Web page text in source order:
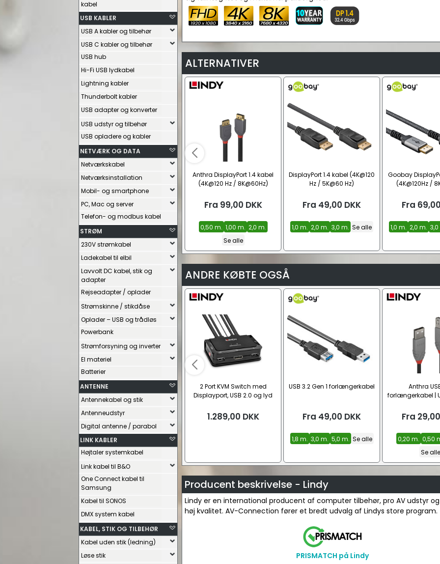
kabel
USB KABLER
USB A kabler og tilbehør
USB C kabler og tilbehør
USB hub
Hi-Fi USB lydkabel
Lightning kabler
Thunderbolt kabler
USB adapter og konverter
USB udstyr og tilbehør
USB opladere og kabler
NETVÆRK OG DATA
Netværkskabel
Netværksinstallation
Mobil- og smartphone
PC, Mac og server
Telefon- og modbus kabel
STRØM
230V strømkabel
Ladekabel til elbil
Lavvolt DC kabel, stik og
adapter
Rejseadapter / oplader
Strømskinne / stikdåse
Oplader – USB og trådløs
Powerbank
Strømforsyning og inverter
El materiel
Batterier
ANTENNE
Antennekabel og stik
Antenneudstyr
Digital antenne / parabol
LINK KABLER
Højtaler systemkabel
Link kabel til B&O
One Connect kabel til
Samsung
Kabel til SONOS
DMX system kabel
KABEL, STIK OG TILBEHØR
Kabel uden stik (ledning)
Løse stik
ALTERNATIVER
Anthra DisplayPort 1.4 kabel
(4K@120 Hz / 8K@60Hz)
Fra 99,00 DKK
0,50 m. 1,00 m. 2,0 m.
Se alle
DisplayPort 1.4 kabel (4K@120
Hz / 5K@60 Hz)
Fra 49,00 DKK
1,0 m. 2,0 m. 3,0 m. Se alle
Goobay
(4K@120Hz /
Fra 69,00
1,0 m. 2,0 m.
ANDRE KØBTE OGSÅ
2 Port KVM Switch med
Displayport, USB 2.0 og lyd
1.289,00 DKK
USB 3.2 Gen 1 forlængerkabel
Fra 49,00 DKK
1,8 m. 3,0 m. 5,0 m. Se alle
Anthra
forlængerkabel |
Fra 29,00
0,20 m. 0,50
Se alle
Producent beskrivelse - Lindy
Lindy er en international producent af computer tilbehør, pro AV udstyr
høj kvalitet. AV-Connection fører et bredt udvalg af Lindys store program.
PRISMATCH på Lindy